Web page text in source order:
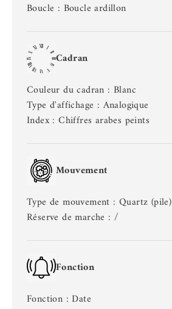
Boucle : Boucle ardillon
Cadran
Couleur du cadran : Blanc
Type d'affichage : Analogique
Index : Chiffres arabes peints
Mouvement
Type de mouvement : Quartz (pile)
Réserve de marche : /
Fonction
Fonction : Date